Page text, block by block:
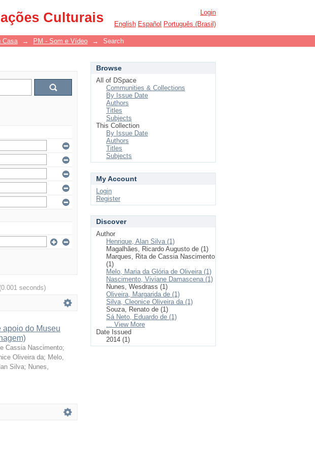
Culturais
Login
English Español Português (Brasil)
Casa → PM - Som e Vídeo → Search
(0.001 seconds)
apoio do Museu
Cassia Nascimento;
Oliveira da; Melo,
Silva; Nunes,
Browse
All of DSpace
Communities & Collections
By Issue Date
Authors
Titles
Subjects
This Collection
By Issue Date
Authors
Titles
Subjects
My Account
Login
Register
Discover
Author
Henrique, Alan Silva (1)
Magalhães, Ricardo Augusto de (1)
Marques, Rita de Cassia Nascimento
(1)
Melo, Maria da Glória de Oliveira (1)
Nascimento, Viviane Damascena (1)
Nunes, Wesdrass (1)
Oliveira, Margarida de (1)
Silva, Cleonice Oliveira da (1)
Souza, Renato de (1)
Sá Neto, Eduardo de (1)
... View More
Date Issued
2014 (1)